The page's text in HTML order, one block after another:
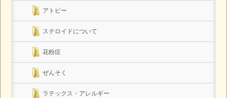
アトピー
ステロイドについて
花粉症
ぜんそく
ラテックス・アレルギー